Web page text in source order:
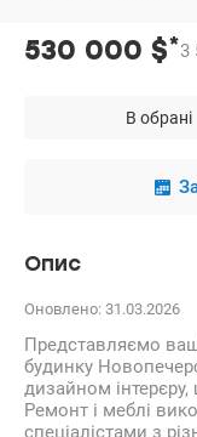
530 000 $*3
В обрані
Опис
Оновлено: 31.03.2026
Представляємо
будинку
дизайном інтерєру,
Ремонт і меблі
спеціалістами з